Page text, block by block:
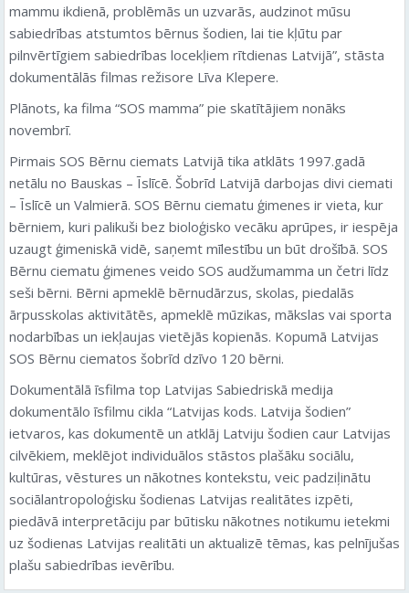
mammu ikdienā, problēmās un uzvarās, audzinot mūsu
sabiedrības atstumtos bērnus šodien, lai tie kļūtu par
pilnvērtīgiem sabiedrības locekļiem rītdienas Latvijā”, stāsta
dokumentālās filmas režisore Līva Klepere.
Plānots, ka filma “SOS mamma” pie skatītājiem nonāks
novembrī.
Pirmais SOS Bērnu ciemats Latvijā tika atklāts 1997.gadā
netālu no Bauskas – Īslīcē. Šobrīd Latvijā darbojas divi ciemati
– Īslīcē un Valmierā. SOS Bērnu ciematu ģimenes ir vieta, kur
bērniem, kuri palikuši bez bioloģisko vecāku aprūpes, ir iespēja
uzaugt ģimeniskā vidē, saņemt mīlestību un būt drošībā. SOS
Bērnu ciematu ģimenes veido SOS audžumamma un četri līdz
seši bērni. Bērni apmeklē bērnudārzus, skolas, piedalās
ārpusskolas aktivitātēs, apmeklē mūzikas, mākslas vai sporta
nodarbības un iekļaujas vietējās kopienās. Kopumā Latvijas
SOS Bērnu ciematos šobrīd dzīvo 120 bērni.
Dokumentālā īsfilma top Latvijas Sabiedriskā medija
dokumentālo īsfilmu cikla “Latvijas kods. Latvija šodien”
ietvaros, kas dokumentē un atklāj Latviju šodien caur Latvijas
cilvēkiem, meklējot individuālos stāstos plašāku sociālu,
kultūras, vēstures un nākotnes kontekstu, veic padziļinātu
sociālantropoloģisku šodienas Latvijas realitātes izpēti,
piedāvā interpretāciju par būtisku nākotnes notikumu ietekmi
uz šodienas Latvijas realitāti un aktualizē tēmas, kas pelnījušas
plašu sabiedrības ievērību.